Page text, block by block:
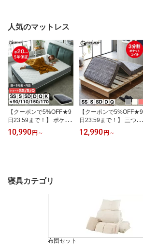
人気のマットレス
【クーポンで5%OFF★9
日23:59まで！】 ポケッ
トコイルマットレス 高密
度 20cm厚 ショート セミ
10,990円 ～
【クーポンで5%OFF★9
日23:59まで！】 三つ折
りポケットコイルマット
レス 厚さ11cm セミシン
12,990円 ～
寝具カテゴリ
布団セット